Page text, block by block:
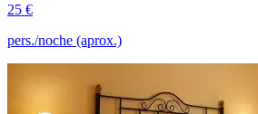
25 €
pers./noche (aprox.)